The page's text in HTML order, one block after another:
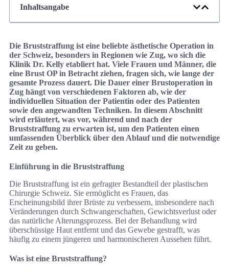
Inhaltsangabe
Die Bruststraffung ist eine beliebte ästhetische Operation in
der Schweiz, besonders in Regionen wie Zug, wo sich die
Klinik Dr. Kelly etabliert hat. Viele Frauen und Männer, die
eine Brust OP in Betracht ziehen, fragen sich, wie lange der
gesamte Prozess dauert. Die Dauer einer Brustoperation in
Zug hängt von verschiedenen Faktoren ab, wie der
individuellen Situation der Patientin oder des Patienten
sowie den angewandten Techniken. In diesem Abschnitt
wird erläutert, was vor, während und nach der
Bruststraffung zu erwarten ist, um den Patienten einen
umfassenden Überblick über den Ablauf und die notwendige
Zeit zu geben.
Einführung in die Bruststraffung
Die Bruststraffung ist ein gefragter Bestandteil der plastischen
Chirurgie Schweiz. Sie ermöglicht es Frauen, das
Erscheinungsbild ihrer Brüste zu verbessern, insbesondere nach
Veränderungen durch Schwangerschaften, Gewichtsverlust oder
das natürliche Alterungsprozess. Bei der Behandlung wird
überschüssige Haut entfernt und das Gewebe gestrafft, was
häufig zu einem jüngeren und harmonischeren Aussehen führt.
Was ist eine Bruststraffung?